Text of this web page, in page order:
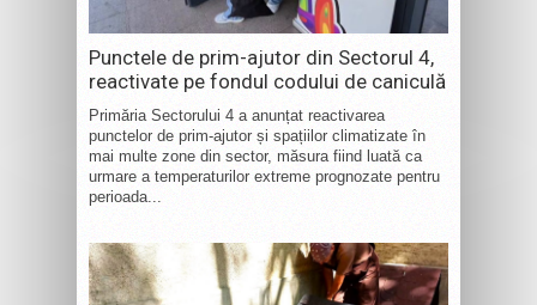
Punctele de prim-ajutor din Sectorul 4,
reactivate pe fondul codului de caniculă
Primăria Sectorului 4 a anunțat reactivarea
punctelor de prim-ajutor și spațiilor climatizate în
mai multe zone din sector, măsura fiind luată ca
urmare a temperaturilor extreme prognozate pentru
perioada...